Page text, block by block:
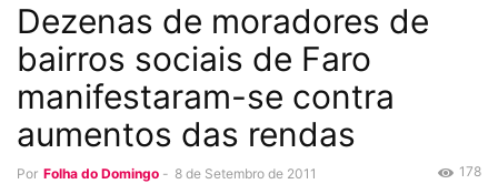
Dezenas de moradores de
bairros sociais de Faro
manifestaram-se contra
aumentos das rendas
Por Folha do Domingo - 8 de Setembro de 2011 178